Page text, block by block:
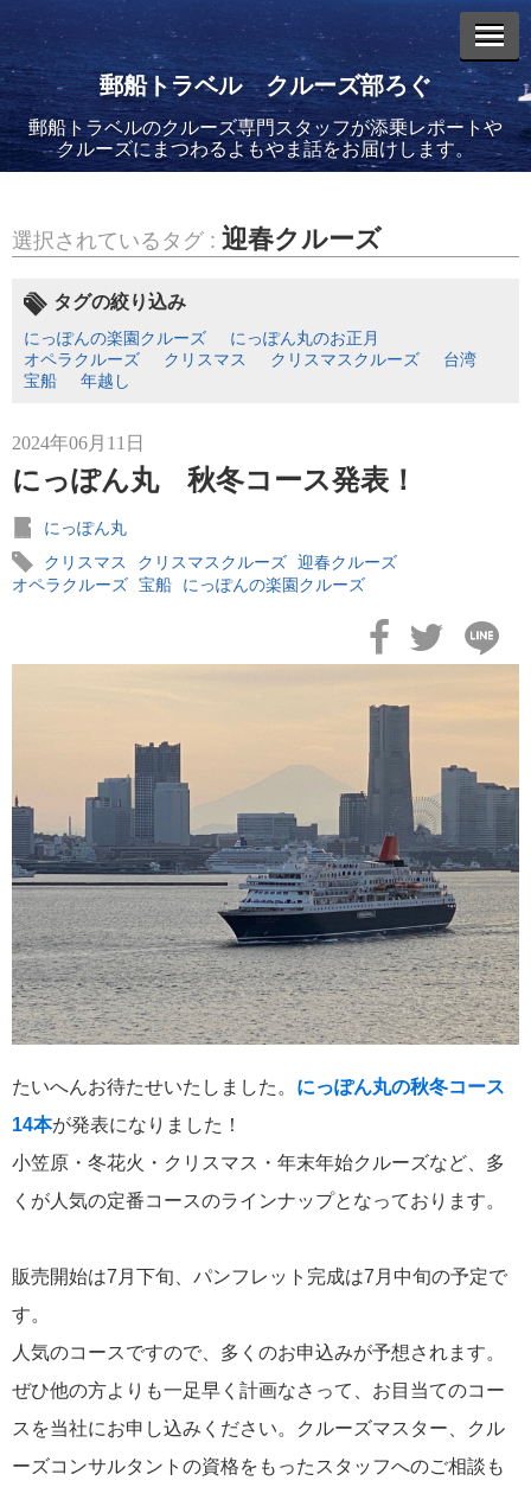
郵船トラベル クルーズ部ろぐ
郵船トラベルのクルーズ専門スタッフが添乗レポートや
クルーズにまつわるよもやま話をお届けします。
選択されているタグ : 迎春クルーズ
タグの絞り込み
にっぽんの楽園クルーズ
にっぽん丸のお正月
オペラクルーズ
クリスマス クリスマスクルーズ
台湾
宝船
年越し
2024年06月11日
にっぽん丸 秋冬コース発表！
にっぽん丸
クリスマス
クリスマスクルーズ 迎春クルーズ
オペラクルーズ 宝船 にっぽんの楽園クルーズ
たいへんお待たせいたしました。 にっぽん丸の秋冬コース
14本が発表になりました！
小笠原・冬花火・クリスマス・年末年始クルーズなど、多
くが人気の定番コースのラインナップとなっております。
販売開始は7月下旬、パンフレット完成は7月中旬の予定で
す。
人気のコースですので、多くのお申込みが予想されます。
ぜひ他の方よりも一足早く計画なさって、お目当てのコー
スを当社にお申し込みください。クルーズマスター、クル
ーズコンサルタントの資格をもったスタッフへのご相談も
エントリーリスト
2026年08月06日
バイキング・エデンに乗船してきました！(2)
2026年08月05日
バイキング・エデンに乗船してきました！(1)
飛鳥II アジアグランドクルーズおかえりなさい！
2026年02月16日
飛鳥II 2027年オセアニアグランドクルーズ発表！
飛鳥II 小山薫堂×飛鳥II～洋上の大人の文化祭～本日発売です
飛鳥II シンガポール寄港中です！
カテゴリーリスト
ねずみ君のつぶやき♪